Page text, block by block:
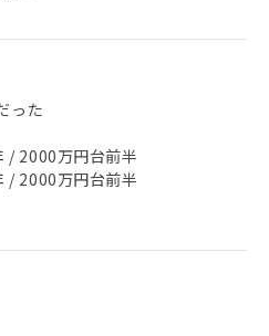
った
/ 2000万円台前半
/ 2000万円台前半